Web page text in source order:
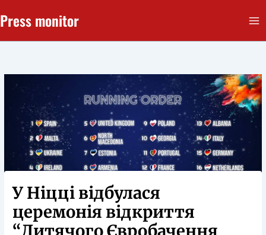
до
Press monitor
У Ніцці відбулася
церемонія відкриття
“Дитячого Євробачення